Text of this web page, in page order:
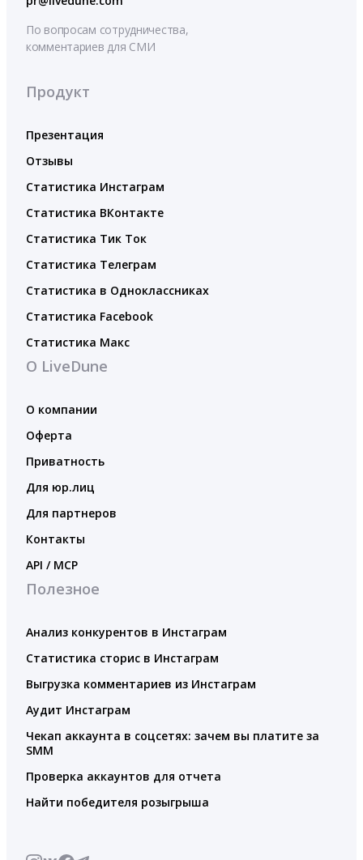
По вопросам сотрудничества,
комментариев для СМИ
Продукт
Презентация
Отзывы
Статистика Инстаграм
Статистика ВКонтакте
Статистика Тик Ток
Статистика Телеграм
Статистика в Одноклассниках
Статистика Facebook
Статистика Макс
О LiveDune
О компании
Оферта
Приватность
Для юр.лиц
Для партнеров
Контакты
API / MCP
Полезное
Анализ конкурентов в Инстаграм
Статистика сторис в Инстаграм
Выгрузка комментариев из Инстаграм
Аудит Инстаграм
Чекап аккаунта в соцсетях: зачем вы платите за
SMM
Проверка аккаунтов для отчета
Найти победителя розыгрыша